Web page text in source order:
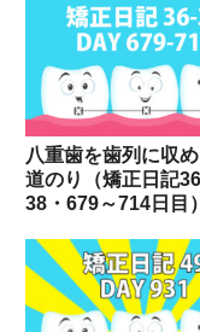
八重歯を歯列に収
道のり（矯正日記
38・679～714日目）